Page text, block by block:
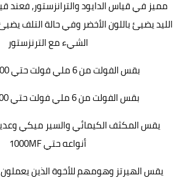
مميز في قياس الدايود والترانزستور, فعند
الليد يضيئ باللون الأخضر وفي حالة التلف
الشيء مع الترنزستور
بقس الفولت من 6 ملي فولت حتي 1000فولت DC
بقس الفولت من 6 ملي فولت حتي 1000فولت AC
يقس المكثف الكيمائي والسير ميكي
أنواعه حتي 1000MF
يقس الهيرتز وهومهم للأخوة الذين يعملون